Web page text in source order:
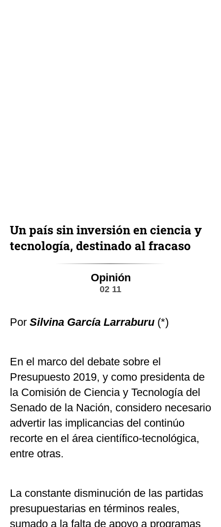
Un país sin inversión en ciencia y
tecnología, destinado al fracaso
Opinión
02 11
Por Silvina García Larraburu (*)
En el marco del debate sobre el
Presupuesto 2019, y como presidenta de
la Comisión de Ciencia y Tecnología del
Senado de la Nación, considero necesario
advertir las implicancias del continúo
recorte en el área científico-tecnológica,
entre otras.
La constante disminución de las partidas
presupuestarias en términos reales,
sumado a la falta de apoyo a programas